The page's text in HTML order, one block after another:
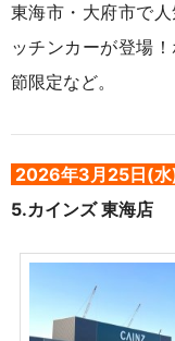
東海市・大府市で
ッチンカーが登場
節限定など。
2026年3月25日(水
5.カインズ 東海店